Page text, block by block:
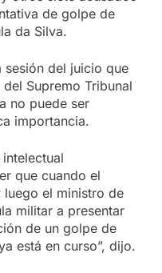
de golpe de
da Silva.
sesión del juicio que
Supremo Tribunal
no puede ser
importancia.
que cuando el
luego el ministro de
militar a presentar
de un golpe de
está en curso”, dijo.